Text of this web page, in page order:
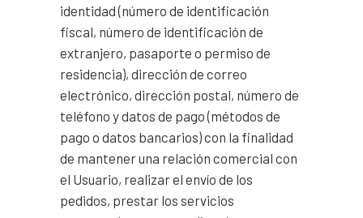
identidad (número de identificación
fiscal, número de identificación de
extranjero, pasaporte o permiso de
residencia), dirección de correo
electrónico, dirección postal, número de
teléfono y datos de pago (métodos de
pago o datos bancarios) con la finalidad
de mantener una relación comercial con
el Usuario, realizar el envío de los
pedidos, prestar los servicios